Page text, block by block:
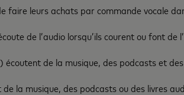
faire leurs achats par commande vocale
de l’audio lorsqu’ils courent ou font de
de la musique, des podcasts et
la musique, des podcasts ou des livres